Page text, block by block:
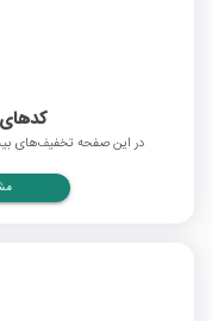
در این صفحه تخفیف‌های